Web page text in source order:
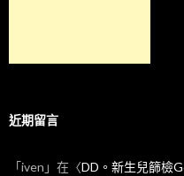
近期留言
「iven 」在〈DD。新生兒篩檢